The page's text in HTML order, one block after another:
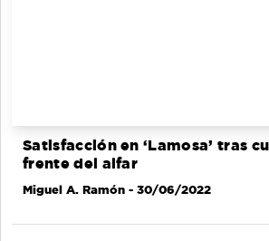
Satisfacción en ‘Lamosa’ tras
frente del alfar
Miguel A. Ramón - 30/06/2022